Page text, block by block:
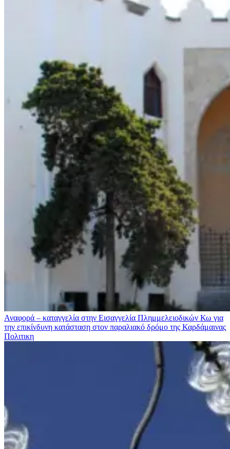
Αναφορά – καταγγελία στην Εισαγγελία Πλημμελειοδικών Κω για
την επικίνδυνη κατάσταση στον παραλιακό δρόμο της Καρδάμαινας
Πολιτικη